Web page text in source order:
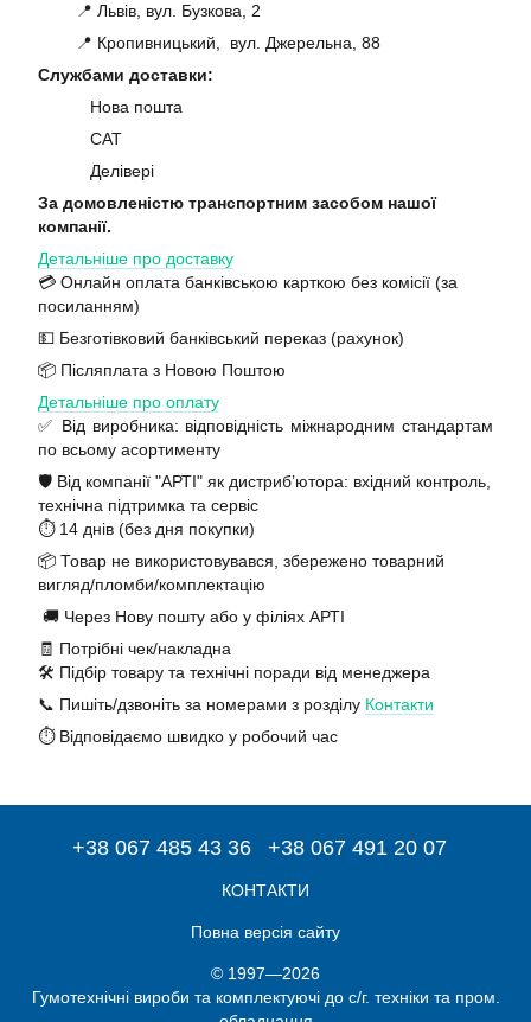
📍 Львів, вул. Бузкова, 2
📍 Кропивницький, вул. Джерельна, 88
Службами доставки:
Нова пошта
САТ
Делівері
За домовленістю транспортним засобом нашої
компанії.
Детальніше про доставку
💳 Онлайн оплата банківською карткою без комісії (за
посиланням)
💵 Безготівковий банківський переказ (рахунок)
📦 Післяплата з Новою Поштою
Детальніше про оплату
✅ Від виробника: відповідність міжнародним стандартам
по всьому асортименту
🛡️ Від компанії "АРТІ" як дистриб’ютора: вхідний контроль,
технічна підтримка та сервіс
⏱️ 14 днів (без дня покупки)
📦 Товар не використовувався, збережено товарний
вигляд/пломби/комплектацію
🚚 Через Нову пошту або у філіях АРТІ
🧾 Потрібні чек/накладна
🛠️ Підбір товару та технічні поради від менеджера
📞 Пишіть/дзвоніть за номерами з розділу Контакти
⏱️ Відповідаємо швидко у робочий час
+38 067 485 43 36 +38 067 491 20 07
КОНТАКТИ
Повна версія сайту
© 1997—2026
Гумотехнічні вироби та комплектуючі до с/г. техніки та пром.